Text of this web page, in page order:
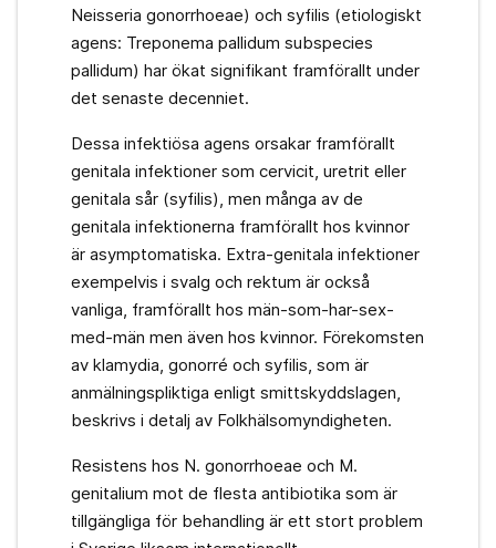
Neisseria gonorrhoeae) och syfilis (etiologiskt
agens: Treponema pallidum subspecies
pallidum) har ökat signifikant framförallt under
det senaste decenniet.
Dessa infektiösa agens orsakar framförallt
genitala infektioner som cervicit, uretrit eller
genitala sår (syfilis), men många av de
genitala infektionerna framförallt hos kvinnor
är asymptomatiska. Extra-genitala infektioner
exempelvis i svalg och rektum är också
vanliga, framförallt hos män-som-har-sex-
med-män men även hos kvinnor. Förekomsten
av klamydia, gonorré och syfilis, som är
anmälningspliktiga enligt smittskyddslagen,
beskrivs i detalj av Folkhälsomyndigheten.
Resistens hos N. gonorrhoeae och M.
genitalium mot de flesta antibiotika som är
tillgängliga för behandling är ett stort problem